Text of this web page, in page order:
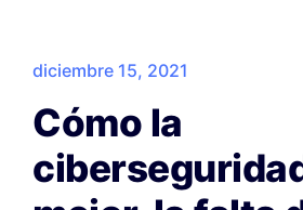
diciembre 15, 2021
Cómo la